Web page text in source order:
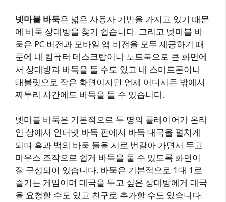
넷마블 바둑은 넓은 사용자 기반을 가지고 있기 때문
에 바둑 상대방을 찾기 쉽습니다. 그리고 넷마블 바
둑은 PC 버전과 모바일 앱 버전을 모두 제공하기 때
문에 내 컴퓨터 데스크탑이나 노트북으로 큰 화면에
서 상대방과 바둑을 둘 수도 있고 내 스마트폰이나
태블릿으로 작은 화면이지만 언제 어디서든 밖에서
짜투리 시간에도 바둑을 둘 수 있습니다.
넷마블 바둑은 기본적으로 두 명의 플레이어가 온라
인 상에서 인터넷 바둑 판에서 바둑 대국을 펼치게
되며 흑과 백의 바둑 돌을 서로 번갈아 가면서 두고
마우스 조작으로 쉽게 바둑을 둘 수 있도록 화면이
잘 구성되어 있습니다. 바둑은 기본적으로 1대 1로
즐기는 게임이며 대국을 두고 싶은 상대방에게 대국
을 요청할 수도 있고 친구로 추가할 수도 있습니다.